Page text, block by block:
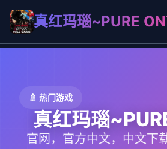
真红玛瑙~PURE
🚿 热门游戏
真红玛瑙
官网，官方中文，中文下